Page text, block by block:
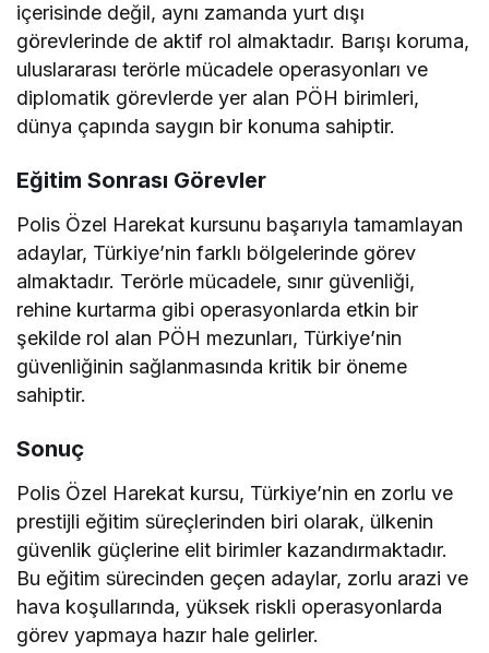
içerisinde değil, aynı zamanda yurt dışı
görevlerinde de aktif rol almaktadır. Barışı koruma,
uluslararası terörle mücadele operasyonları ve
diplomatik görevlerde yer alan PÖH birimleri,
dünya çapında saygın bir konuma sahiptir.
Eğitim Sonrası Görevler
Polis Özel Harekat kursunu başarıyla tamamlayan
adaylar, Türkiye’nin farklı bölgelerinde görev
almaktadır. Terörle mücadele, sınır güvenliği,
rehine kurtarma gibi operasyonlarda etkin bir
şekilde rol alan PÖH mezunları, Türkiye’nin
güvenliğinin sağlanmasında kritik bir öneme
sahiptir.
Sonuç
Polis Özel Harekat kursu, Türkiye’nin en zorlu ve
prestijli eğitim süreçlerinden biri olarak, ülkenin
güvenlik güçlerine elit birimler kazandırmaktadır.
Bu eğitim sürecinden geçen adaylar, zorlu arazi ve
hava koşullarında, yüksek riskli operasyonlarda
görev yapmaya hazır hale gelirler.